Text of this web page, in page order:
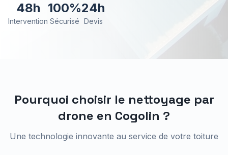
48h
Intervention
100%
Sécurisé
24h
Devis
Pourquoi choisir le nettoyage par
drone en Cogolin ?
Une technologie innovante au service de votre toiture